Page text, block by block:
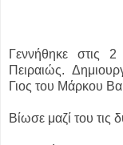
Γεννήθηκε στις
Πειραιώς.
Γιος του Μάρκου
Βίωσε μαζί του τις